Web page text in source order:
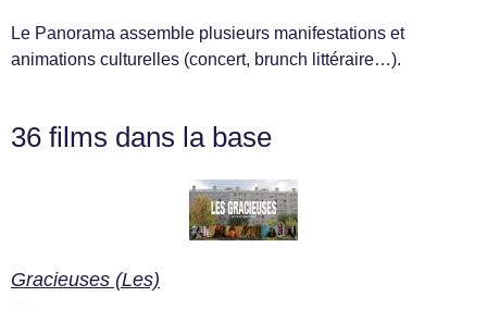
Le Panorama assemble plusieurs manifestations et
animations culturelles (concert, brunch littéraire…).
36 films dans la base
Gracieuses (Les)